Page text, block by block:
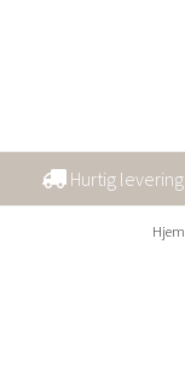
Hurtig levering
Hjem